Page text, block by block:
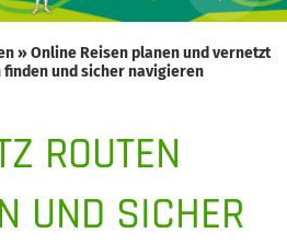
»Online Reisen planen und vernetzt
finden und sicher navigieren
ROUTEN
UND SICHER